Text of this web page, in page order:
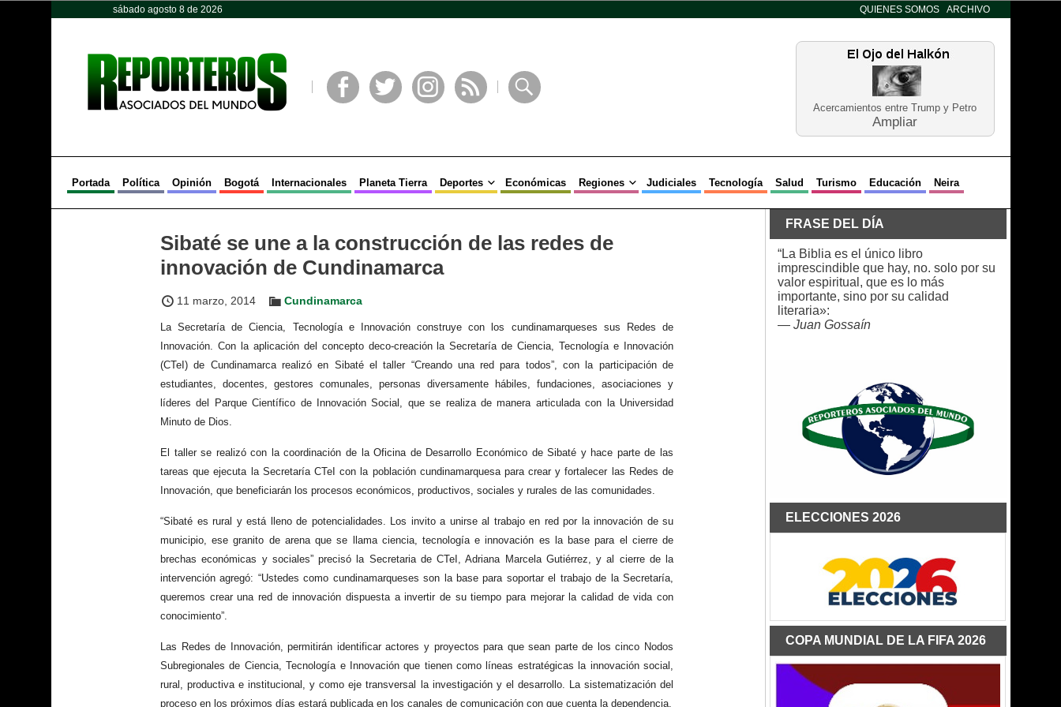
sábado agosto 8 de 2026 QUIENES SOMOS ARCHIVO
Acercamientos entre Trump y Petro
Ampliar
Portada Política Opinión Bogotá Internacionales Planeta Tierra Deportes Económicas Regiones Judiciales Tecnología Salud Turismo Educación Neira
Sibaté se une a la construcción de las redes de
innovación de Cundinamarca
11 marzo, 2014 Cundinamarca
La Secretaría de Ciencia, Tecnología e Innovación construye con los cundinamarqueses sus Redes de
Innovación. Con la aplicación del concepto deco-creación la Secretaría de Ciencia, Tecnología e Innovación
(CTeI) de Cundinamarca realizó en Sibaté el taller “Creando una red para todos”, con la participación de
estudiantes, docentes, gestores comunales, personas diversamente hábiles, fundaciones, asociaciones y
líderes del Parque Científico de Innovación Social, que se realiza de manera articulada con la Universidad
Minuto de Dios.
El taller se realizó con la coordinación de la Oficina de Desarrollo Económico de Sibaté y hace parte de las
tareas que ejecuta la Secretaría CTeI con la población cundinamarquesa para crear y fortalecer las Redes de
Innovación, que beneficiarán los procesos económicos, productivos, sociales y rurales de las comunidades.
“Sibaté es rural y está lleno de potencialidades. Los invito a unirse al trabajo en red por la innovación de su
municipio, ese granito de arena que se llama ciencia, tecnología e innovación es la base para el cierre de
brechas económicas y sociales” precisó la Secretaria de CTeI, Adriana Marcela Gutiérrez, y al cierre de la
intervención agregó: “Ustedes como cundinamarqueses son la base para soportar el trabajo de la Secretaría,
queremos crear una red de innovación dispuesta a invertir de su tiempo para mejorar la calidad de vida con
conocimiento”.
Las Redes de Innovación, permitirán identificar actores y proyectos para que sean parte de los cinco Nodos
Subregionales de Ciencia, Tecnología e Innovación que tienen como líneas estratégicas la innovación social,
rural, productiva e institucional, y como eje transversal la investigación y el desarrollo. La sistematización del
proceso en los próximos días estará publicada en los canales de comunicación con que cuenta la dependencia.
FRASE DEL DÍA
“La Biblia es el único libro
imprescindible que hay, no. solo por su
valor espiritual, que es lo más
importante, sino por su calidad
literaria»:
— Juan Gossaín
ELECCIONES 2026
COPA MUNDIAL DE LA FIFA 2026
Opinión Política